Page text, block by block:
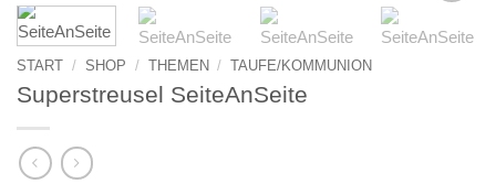
START / SHOP / THEMEN / TAUFE/KOMMUNION
Superstreusel SeiteAnSeite